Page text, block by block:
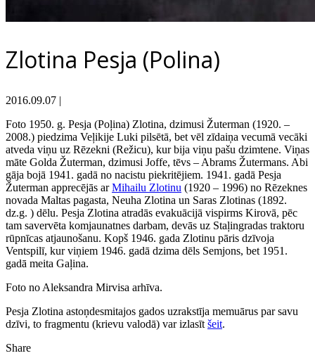
Zlotina Pesja (Polina)
2016.09.07 |
Foto 1950. g. Pesja (Poļina) Zlotina, dzimusi Žuterman (1920. –
2008.) piedzima Veļikije Luki pilsētā, bet vēl zīdaiņa vecumā vecāki
atveda viņu uz Rēzekni (Režicu), kur bija viņu pašu dzimtene. Viņas
māte Golda Žuterman, dzimusi Joffe, tēvs – Abrams Žutermans. Abi
gāja bojā 1941. gadā no nacistu piekritējiem. 1941. gadā Pesja
Žuterman apprecējās arMihailu Zlotinu (1920 – 1996) no Rēzeknes
novada Maltas pagasta, Neuha Zlotina un Saras Zlotinas (1892.
dz.g. ) dēlu. Pesja Zlotina atradās evakuācijā vispirms Kirovā, pēc
tam savervēta komjaunatnes darbam, devās uz Staļingradas traktoru
rūpnīcas atjaunošanu. Kopš 1946. gada Zlotinu pāris dzīvoja
Ventspilī, kur viņiem 1946. gadā dzima dēls Semjons, bet 1951.
gadā meita Gaļina.
Foto no Aleksandra Mirvisa arhīva.
Pesja Zlotina astoņdesmitajos gados uzrakstīja memuārus par savu
dzīvi, to fragmentu (krievu valodā) var izlasīt šeit.
Share